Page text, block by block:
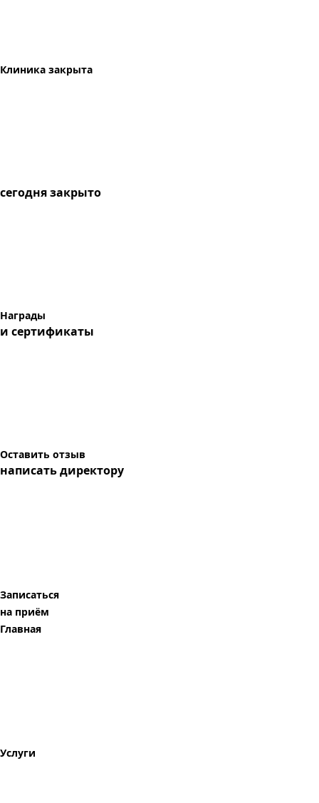
Клиника закрыта
сегоднязакрыто
Награды
и сертификаты
Оставить отзыв
написать директору
Записаться
на приём
Главная
Услуги